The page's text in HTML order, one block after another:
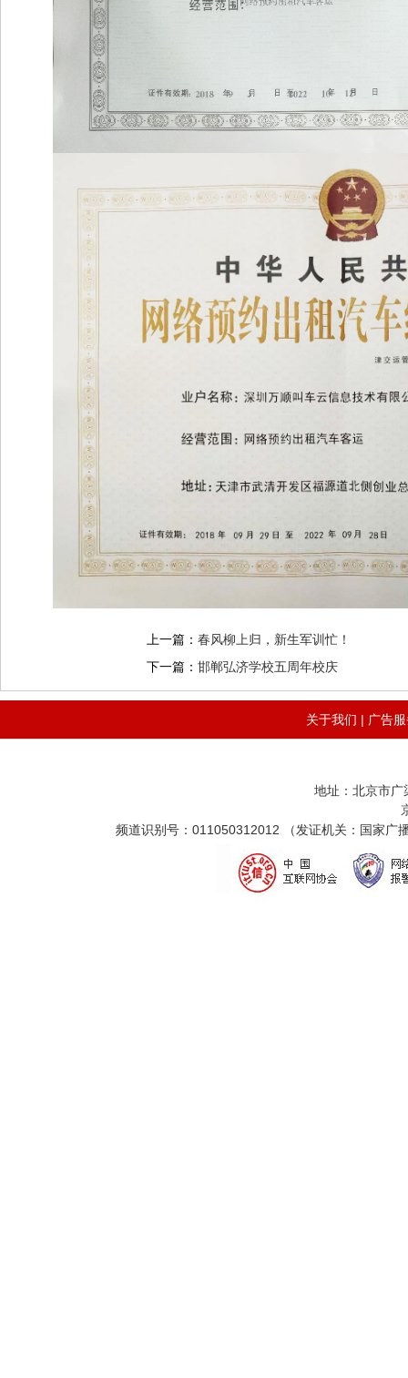
上一篇： 春风柳上归，新生军训忙！
下一篇： 邯郸弘济学校五周年校庆
关于我们 | 广告
地址：北京市广
频道识别号：011050312012 （发证机关：国家广